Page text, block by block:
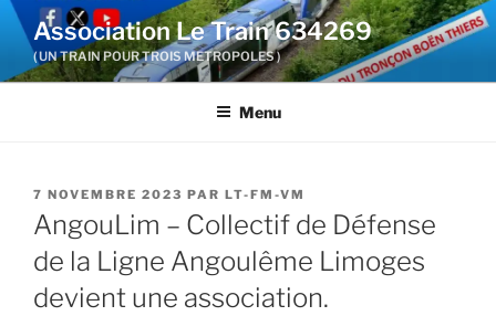
Aller
contenu
Association Le Train 634269
( UN TRAIN POUR TROIS METROPOLES )
Menu
PUBLIÉ
LE
7 NOVEMBRE 2023 PAR LT-FM-VM
AngouLim – Collectif de Défense
de la Ligne Angoulême Limoges
devient une association.